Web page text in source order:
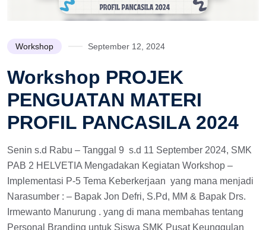
Workshop September 12, 2024
Workshop PROJEK
PENGUATAN MATERI
PROFIL PANCASILA 2024
Senin s.d Rabu – Tanggal 9 s.d 11 September 2024, SMK
PAB 2 HELVETIA Mengadakan Kegiatan Workshop –
Implementasi P-5 Tema Keberkerjaan yang mana menjadi
Narasumber : – Bapak Jon Defri, S.Pd, MM & Bapak Drs.
Irmewanto Manurung . yang di mana membahas tentang
Personal Branding untuk Siswa SMK Pusat Keunggulan